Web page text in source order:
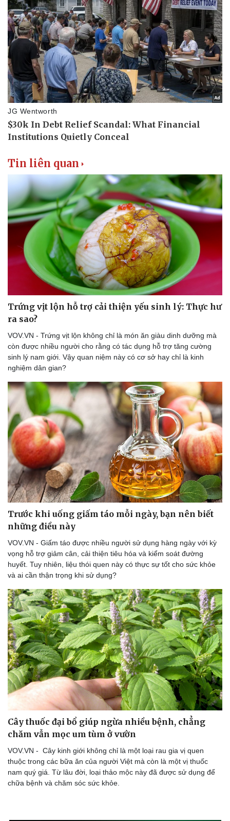
Thể thao
Lịch thi đấu bóng đá
Thế giới thể thao
eSports
Hậu trường
Ô tô - Xe máy
Tư vấn
Tin liên quan
Trứng vịt lộn hỗ trợ cải thiện yếu sinh lý: Thực hư
ra sao?
VOV.VN - Trứng vịt lộn không chỉ là món ăn giàu dinh dưỡng mà
còn được nhiều người cho rằng có tác dụng hỗ trợ tăng cường
sinh lý nam giới. Vậy quan niệm này có cơ sở hay chỉ là kinh
nghiệm dân gian?
Trước khi uống giấm táo mỗi ngày, bạn nên biết
những điều này
VOV.VN - Giấm táo được nhiều người sử dụng hàng ngày với kỳ
vọng hỗ trợ giảm cân, cải thiện tiêu hóa và kiểm soát đường
huyết. Tuy nhiên, liệu thói quen này có thực sự tốt cho sức khỏe
và ai cần thận trọng khi sử dụng?
Cây thuốc đại bổ giúp ngừa nhiều bệnh, chẳng
chăm vẫn mọc um tùm ở vườn
VOV.VN - Cây kinh giới không chỉ là một loại rau gia vị quen
thuộc trong các bữa ăn của người Việt mà còn là một vị thuốc
nam quý giá. Từ lâu đời, loại thảo mộc này đã được sử dụng để
chữa bệnh và chăm sóc sức khỏe.